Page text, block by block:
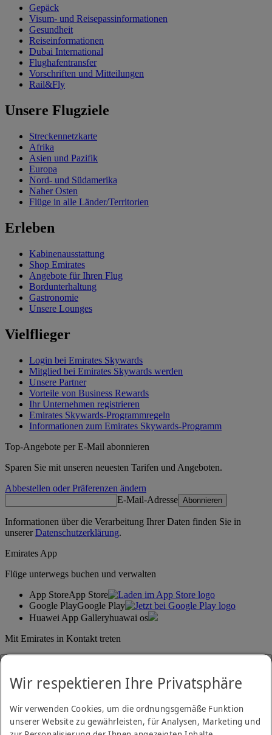
Gepäck
Visum- und Reisepassinformationen
Gesundheit
Reiseinformationen
Dubai International
Flughafentransfer
Vorschriften und Mitteilungen
Rail&Fly
Unsere Flugziele
Streckennetzkarte
Afrika
Asien und Pazifik
Europa
Nord- und Südamerika
Naher Osten
Flüge in alle Länder/Territorien
Erleben
Kabinenausstattung
Shop Emirates
Angebote für Ihren Flug
Bordunterhaltung
Gastronomie
Unsere Lounges
Vielflieger
Login bei Emirates Skywards
Mitglied bei Emirates Skywards werden
Unsere Partner
Vorteile von Business Rewards
Ihr Unternehmen registrieren
Emirates Skywards-Programmregeln
Informationen zum Emirates Skywards-Programm
Top-Angebote per E-Mail abonnieren
Sparen Sie mit unseren neuesten Tarifen und Angeboten.
Abbestellen oder Präferenzen ändern
E-Mail-Adresse Abonnieren
Informationen über die Verarbeitung Ihrer Daten finden Sie in
unsererDatenschutzerklärung.
Emirates App
Flüge unterwegs buchen und verwalten
App StoreApp Store
Google PlayGoogle Play
Huawei App Galleryhuawai os
Mit Emirates in Kontakt treten
Wir respektieren Ihre Privatsphäre
Wir verwenden Cookies, um die ordnungsgemäße Funktion
unserer Website zu gewährleisten, für Analysen, Marketing und